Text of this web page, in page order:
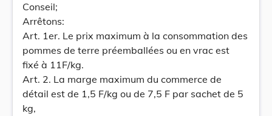
Conseil;
Arrêtons:
Art. 1er. Le prix maximum à la consommation des
pommes de terre préemballées ou en vrac est
fixé à 11F/kg.
Art. 2. La marge maximum du commerce de
détail est de 1,5 F/kg ou de 7,5 F par sachet de 5
kg,